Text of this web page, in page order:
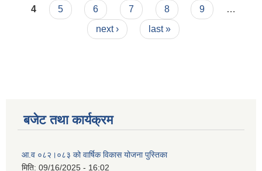
4
5 6 7 8 9
…
next ›
last »
बजेट तथा कार्यक्रम
आ.व ०८२।०८३ को वार्षिक विकास योजना पुस्तिका
मिति: 09/16/2025 - 16:02